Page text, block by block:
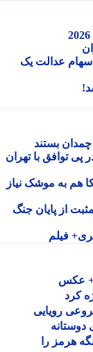
عدالت یک
بستند
با تهران
به موشک نیاز
پایان جنگ
فیلم
رویایی
را